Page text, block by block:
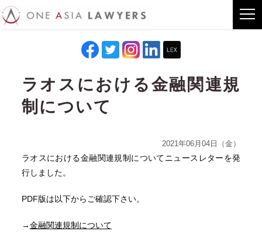
ラオスにおける金融関連規
制について
2021年06月04日（金）
ラオスにおける金融関連規制についてニュースレターを発
行しました。
PDF版は以下からご確認下さい。
→金融関連規制について